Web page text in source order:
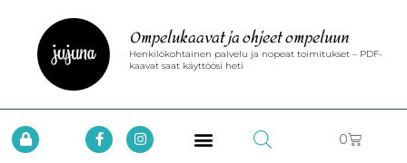
Ompelukaavat ja ohjeet ompeluun
Henkilökohtainen palvelu ja nopeat toimitukset – PDF-
kaavat saat käyttöösi heti
0